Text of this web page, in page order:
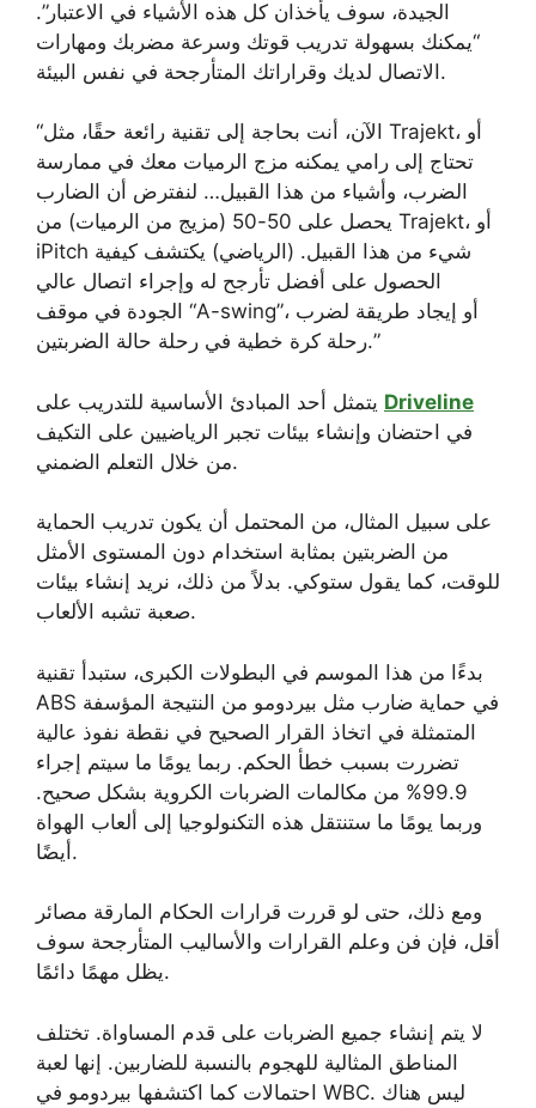
الجيدة، سوف يأخذان كل هذه الأشياء في الاعتبار”.
“يمكنك بسهولة تدريب قوتك وسرعة مضربك ومهارات
الاتصال لديك وقراراتك المتأرجحة في نفس البيئة.
“الآن، أنت بحاجة إلى تقنية رائعة حقًا، مثل Trajekt، أو
تحتاج إلى رامي يمكنه مزج الرميات معك في ممارسة
الضرب، وأشياء من هذا القبيل… لنفترض أن الضارب
يحصل على 50-50 (مزيج من الرميات) من Trajekt، أو
iPitch شيء من هذا القبيل. (الرياضي) يكتشف كيفية
الحصول على أفضل تأرجح له وإجراء اتصال عالي
الجودة في موقف “A-swing”، أو إيجاد طريقة لضرب
رحلة كرة خطية في رحلة حالة الضربتين.”
Driveline
في احتضان وإنشاء بيئات تجبر الرياضيين على التكيف
من خلال التعلم الضمني.
على سبيل المثال، من المحتمل أن يكون تدريب الحماية
من الضربتين بمثابة استخدام دون المستوى الأمثل
للوقت، كما يقول ستوكي. بدلاً من ذلك، نريد إنشاء بيئات
صعبة تشبه الألعاب.
بدءًا من هذا الموسم في البطولات الكبرى، ستبدأ تقنية
ABS في حماية ضارب مثل بيردومو من النتيجة المؤسفة
المتمثلة في اتخاذ القرار الصحيح في نقطة نفوذ عالية
تضررت بسبب خطأ الحكم. ربما يومًا ما سيتم إجراء
99.9% من مكالمات الضربات الكروية بشكل صحيح.
وربما يومًا ما ستنتقل هذه التكنولوجيا إلى ألعاب الهواة
أيضًا.
ومع ذلك، حتى لو قررت قرارات الحكام المارقة مصائر
أقل، فإن فن وعلم القرارات والأساليب المتأرجحة سوف
يظل مهمًا دائمًا.
لا يتم إنشاء جميع الضربات على قدم المساواة. تختلف
المناطق المثالية للهجوم بالنسبة للضاربين. إنها لعبة
احتمالات كما اكتشفها بيردومو في WBC. ليس هناك